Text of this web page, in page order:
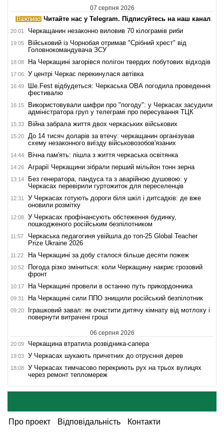
07 серпня 2026
Читайте нас у Telegram. Підписуйтесь на наш канал
20:01 Черкащанин незаконно виловив 70 кілограмів риби
19:05
Військовий із Чорнобая отримав "Срібний хрест" від
Головнокомандувача ЗСУ
18:08 На Черкащині загорівся полігон твердих побутових відходів
17:06 У центрі Черкас перекинулася автівка
16:49
Ше.Fest відбудеться: Черкаська ОВА погодила проведення
фестивалю
16:15
Використовували шифри про "погоду": у Черкасах засудили
адміністратора груп у телеграмі про пересування ТЦК
15:33 Війна забрала життя двох черкаських військових
15:20
До 14 тисяч доларів за втечу: черкащанин організував
схему незаконного виїзду військовозобов'язаних
14:44 Вічна пам'ять: пішла з життя черкаська освітянка
14:26 Аграрії Черкащини зібрали перший мільйон тонн зерна
13:14
Без генератора, пандуса та з аварійною душовою: у
Черкасах перевірили гуртожиток для переселенців
12:31
У Черкасах готують дороги біля шкіл і дитсадків: де вже
оновили розмітку
12:08
У Черкасах профінансують обстеження будинку,
пошкодженого російським безпілотником
11:57
Черкаська педагогиня увійшла до топ-25 Global Teacher
Prize Ukraine 2026
11:22 На Черкащині за добу сталося більше десяти пожеж
10:52
Погода різко зміниться: коли Черкащину накриє грозовий
фронт
10:17 На Черкащині провели в останню путь прикордонника
09:31 На Черкащині сили ППО знищили російський безпілотник
09:20
Іграшковий завал: як очистити дитячу кімнату від мотлоху і
повернути витрачені гроші
06 серпня 2026
20:09 Черкащина втратила розвідника-сапера
19:03 У Черкасах шукають причетних до отруєння дерев
18:08
У Черкасах тимчасово перекриють рух на трьох вулицях
через ремонт тепломереж
Про проект Відповідальність Контакти